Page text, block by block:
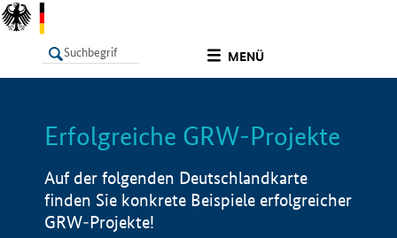
MENÜ
LISTE Info
Erfolgreiche GRW-Projekte
Auf der folgenden Deutschlandkarte
finden Sie konkrete Beispiele erfolgreicher
GRW-Projekte!